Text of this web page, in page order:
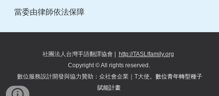
當委由律師依法保障
社團法人台灣手語翻譯協會
http://TASLIfamily.org
Copyright © All rights reserved.
數位服務設計開發與協力贊助 ： 众社會企業｜T大使。 數位青年轉型種子
賦能計畫